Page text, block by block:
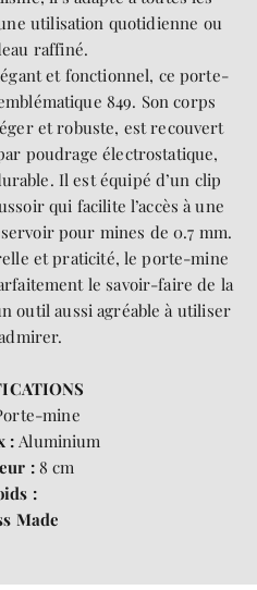
utilisation quotidienne ou
raffiné.
et fonctionnel, ce porte-
849. Son corps
et robuste, est recouvert
poudrage électrostatique,
Il est équipé d’un clip
qui facilite l’accès à une
pour mines de 0.7 mm.
et praticité, le porte-mine
le savoir-faire de la
outil aussi agréable à utiliser
mine
: Aluminium
: 8 cm
:
Made